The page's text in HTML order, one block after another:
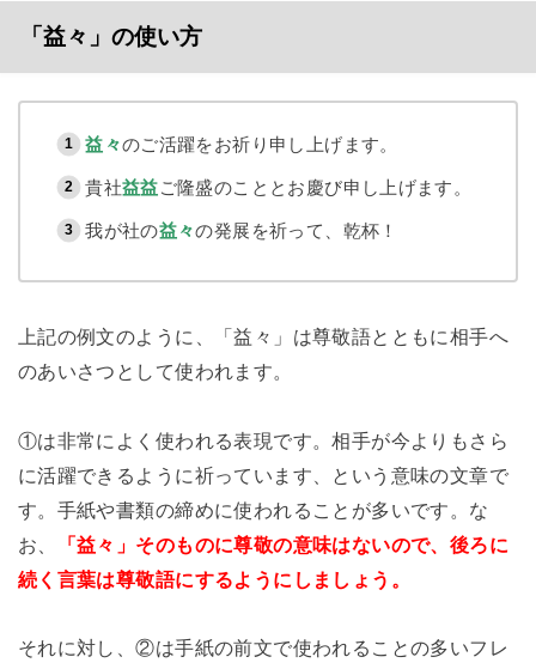
「益々」の使い方
益々のご活躍をお祈り申し上げます。
貴社益益ご隆盛のこととお慶び申し上げます。
我が社の益々の発展を祈って、乾杯！
上記の例文のように、「益々」は尊敬語とともに相手へ
のあいさつとして使われます。
①は非常によく使われる表現です。相手が今よりもさら
に活躍できるように祈っています、という意味の文章で
す。手紙や書類の締めに使われることが多いです。な
お、
「益々」そのものに尊敬の意味はないので、後ろに
続く言葉は尊敬語にするようにしましょう。
それに対し、②は手紙の前文で使われることの多いフレ